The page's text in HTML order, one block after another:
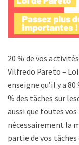
20 % de vos
Vilfredo Pareto –
enseigne qu’il y a
% des tâches sur
aussi que toutes
nécessairement la
partie de vos